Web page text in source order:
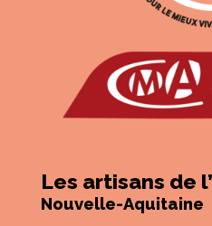
Les artisans de
Nouvelle-Aquitaine